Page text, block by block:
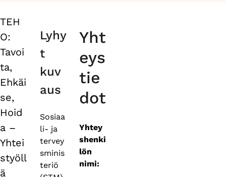
Primary
tabs
TEH
O:
Tavoi
ta,
Ehkäi
se,
Hoid
a –
Yhtei
styöll
ä
Lyhy
t
kuv
aus
Sosiaa
li- ja
tervey
sminis
teriö
Yht
eys
tie
dot
Yhtey
shenki
lön
nimi: